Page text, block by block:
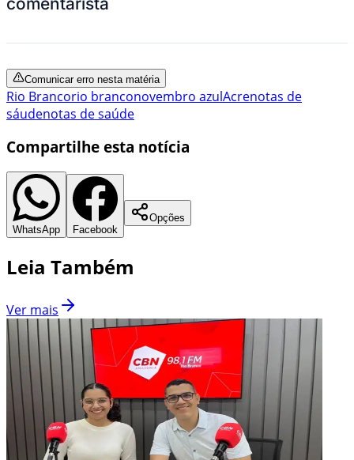
Comunicar erro nesta matéria
Rio Brancorio branconovembro azulAcrenotas de
sáudenotas de saúde
Compartilhe esta notícia
WhatsApp Facebook
Opções
Leia Também
Ver mais